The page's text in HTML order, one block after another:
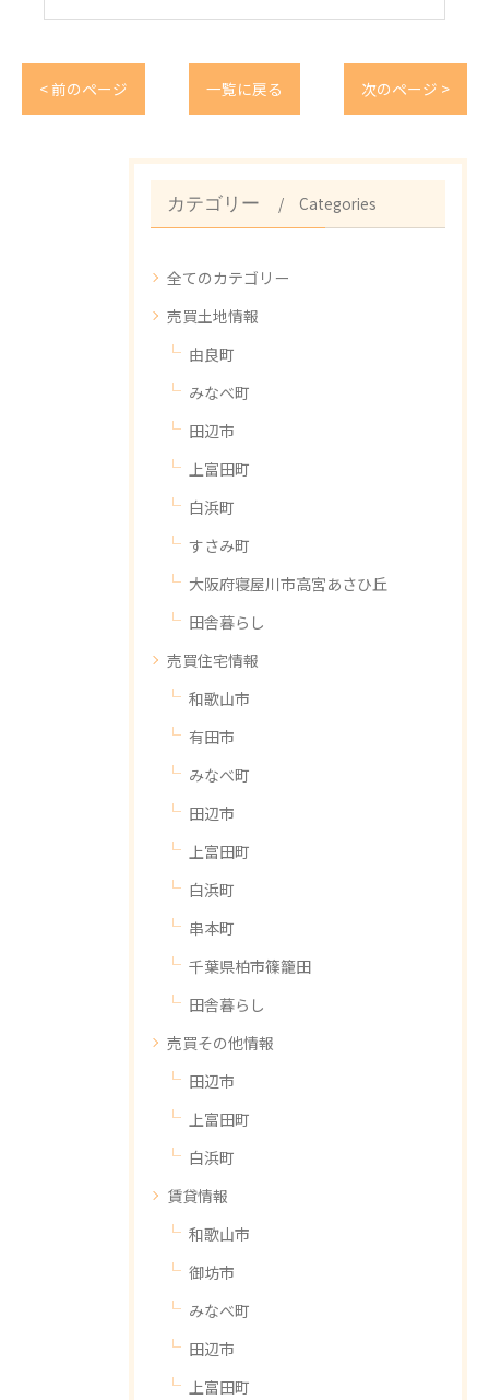
< 前のページ 一覧に戻る 次のページ >
カテゴリー Categories
全てのカテゴリー
売買土地情報
由良町
みなべ町
田辺市
上富田町
白浜町
すさみ町
大阪府寝屋川市高宮あさひ丘
田舎暮らし
売買住宅情報
和歌山市
有田市
みなべ町
田辺市
上富田町
白浜町
串本町
千葉県柏市篠籠田
田舎暮らし
売買その他情報
田辺市
上富田町
白浜町
賃貸情報
和歌山市
御坊市
みなべ町
田辺市
上富田町